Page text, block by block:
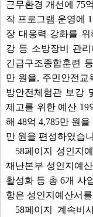
근무환경 개선에 75
작 프로그램 운영에
장 대응력 강화를
강 등 소방장비 관
긴급구조종합훈련
만 원을, 주민안전교
방안전체험관 보강
제고를 위한 예산 19
해 48억 4,785만 원
만 원을 편성하였습
58페이지 성인지
재난본부 성인지예
활성화 등 총 6개 사
항은 성인지예산서
58페이지 계속비